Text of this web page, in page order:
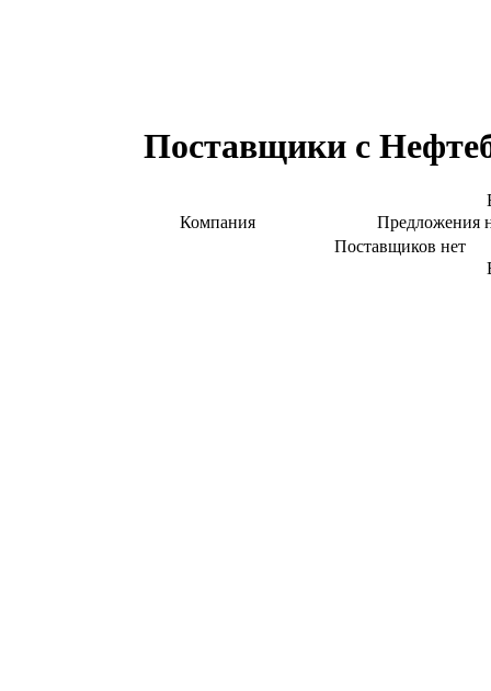
Поставщики с
Компания
Предложения
Поставщиков нет